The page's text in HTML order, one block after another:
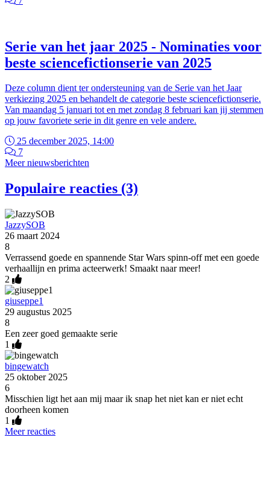
Serie van het jaar 2025 - Nominaties voor
beste sciencefictionserie van 2025
Deze column dient ter ondersteuning van de Serie van het Jaar
verkiezing 2025 en behandelt de categorie beste sciencefictionserie.
Van maandag 5 januari tot en met zondag 8 februari kan jij stemmen
op jouw favoriete serie in dit genre en vele andere.
25 december 2025, 14:00
7
Meer nieuwsberichten
Populaire reacties (3)
JazzySOB
26 maart 2024
8
Verrassend goede en spannende Star Wars spinn-off met een goede
verhaallijn en prima acteerwerk! Smaakt naar meer!
2
giuseppe1
29 augustus 2025
8
Een zeer goed gemaakte serie
1
bingewatch
25 oktober 2025
6
Misschien ligt het aan mij maar ik snap het niet kan er niet echt
doorheen komen
1
Meer reacties